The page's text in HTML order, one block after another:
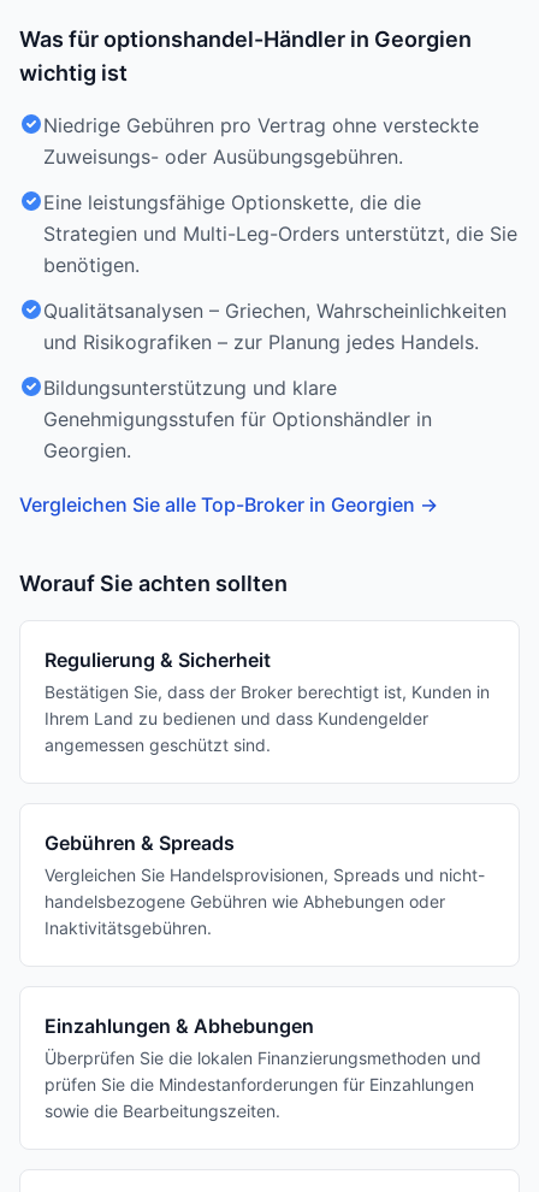
Was für optionshandel-Händler in Georgien
wichtig ist
Niedrige Gebühren pro Vertrag ohne versteckte
Zuweisungs- oder Ausübungsgebühren.
Eine leistungsfähige Optionskette, die die
Strategien und Multi-Leg-Orders unterstützt, die Sie
benötigen.
Qualitätsanalysen – Griechen, Wahrscheinlichkeiten
und Risikografiken – zur Planung jedes Handels.
Bildungsunterstützung und klare
Genehmigungsstufen für Optionshändler in
Georgien.
Vergleichen Sie alle Top-Broker in Georgien →
Worauf Sie achten sollten
Regulierung & Sicherheit
Bestätigen Sie, dass der Broker berechtigt ist, Kunden in
Ihrem Land zu bedienen und dass Kundengelder
angemessen geschützt sind.
Gebühren & Spreads
Vergleichen Sie Handelsprovisionen, Spreads und nicht-
handelsbezogene Gebühren wie Abhebungen oder
Inaktivitätsgebühren.
Einzahlungen & Abhebungen
Überprüfen Sie die lokalen Finanzierungsmethoden und
prüfen Sie die Mindestanforderungen für Einzahlungen
sowie die Bearbeitungszeiten.